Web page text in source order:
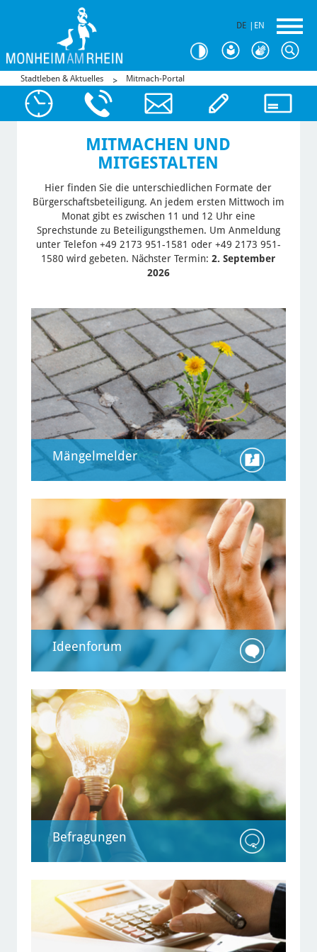
DE EN
Stadtleben & Aktuelles Mitmach-Portal
MITMACHEN UND
MITGESTALTEN
Hier finden Sie die unterschiedlichen Formate der
Bürgerschaftsbeteiligung. An jedem ersten Mittwoch im
Monat gibt es zwischen 11 und 12 Uhr eine
Sprechstunde zu Beteiligungsthemen. Um Anmeldung
unter Telefon +49 2173 951-1581 oder +49 2173 951-
1580 wird gebeten. Nächster Termin:2. September
2026
Mängelmelder
Mängelmelder
Hier melden Sie Schäden und
Ärgernisse im Stadtgebiet. Schnell und
unbürokratisch informieren Sie auf
diese Weise die zuständigen Stellen
im Rathaus. Den Bearbeitungsverlauf
können Sie online verfolgen.
Ideenforum
Ideenforum
Auf dieser Plattform bringen Sie Ihre
Vorschläge für die Zukunft der Stadt
ein. Kommen 50 Unterstützende für
Ihre Idee zusammen, wird sie von der
Stadtverwaltung geprüft – und es gibt
eine Rückmeldung, wie es mit der
Idee weitergeht.
Befragungen
Befragungen
Hier können Sie zu konkreten
Fragestellungen Ihr Wissen und Ihre